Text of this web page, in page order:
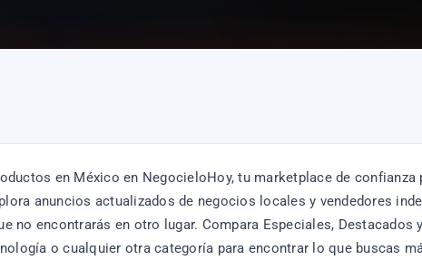
en México en NegocieloHoy, tu marketplace de confianza
anuncios actualizados de negocios locales y vendedores
no encontrarás en otro lugar. Compara Especiales,
o cualquier otra categoría para encontrar lo que buscas